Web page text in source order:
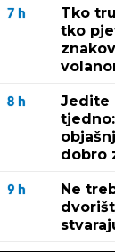
7 h
Tko
tko
8 h
Jedite
dobro
9 h
Ne